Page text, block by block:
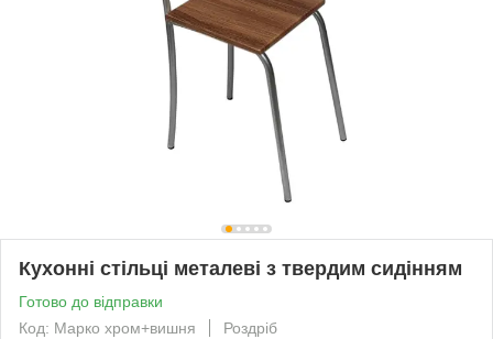
Кухонні стільці металеві з твердим сидінням
Готово до відправки
Код: Марко хром+вишня
Роздріб